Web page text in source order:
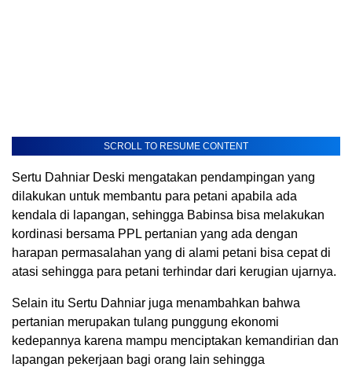
SCROLL TO RESUME CONTENT
Sertu Dahniar Deski mengatakan pendampingan yang
dilakukan untuk membantu para petani apabila ada
kendala di lapangan, sehingga Babinsa bisa melakukan
kordinasi bersama PPL pertanian yang ada dengan
harapan permasalahan yang di alami petani bisa cepat di
atasi sehingga para petani terhindar dari kerugian ujarnya.
Selain itu Sertu Dahniar juga menambahkan bahwa
pertanian merupakan tulang punggung ekonomi
kedepannya karena mampu menciptakan kemandirian dan
lapangan pekerjaan bagi orang lain sehingga